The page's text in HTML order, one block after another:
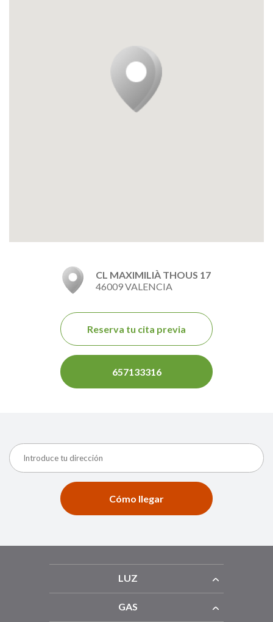
CL MAXIMILIÀ THOUS 17
46009 VALENCIA
Reserva tu cita previa
657133316
Cómo llegar
LUZ
GAS